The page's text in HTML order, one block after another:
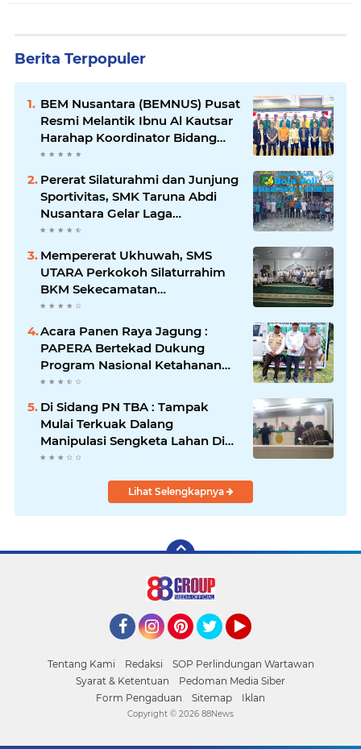
Berita Terpopuler
BEM Nusantara (BEMNUS) Pusat
Resmi Melantik Ibnu Al Kautsar
Harahap Koordinator Bidang
(Korbid) BEMNUS Periode
2024/2025
Pererat Silaturahmi dan Junjung
Sportivitas, SMK Taruna Abdi
Nusantara Gelar Laga
Persahabatan Bola Voli Putra
Mempererat Ukhuwah, SMS
UTARA Perkokoh Silaturrahim
BKM Sekecamatan
Padangsidimpuan Utara di
Acara Panen Raya Jagung :
PAPERA Bertekad Dukung
Program Nasional Ketahanan
Pangan Di Kota Kerang
Tanjungbalai
Di Sidang PN TBA : Tampak
Mulai Terkuak Dalang
Manipulasi Sengketa Lahan Di
Asahan Mati
Lihat Selengkapnya
Tentang Kami Redaksi
SOP Perlindungan Wartawan
Syarat & Ketentuan
Pedoman Media Siber
Form Pengaduan
Sitemap Iklan
Copyright © 2026 88News